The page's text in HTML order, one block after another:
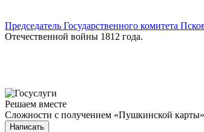
Председатель Государственного комитета
Отечественной войны 1812 года.
Решаем вместе
Сложности с получением «Пушкинской
Написать